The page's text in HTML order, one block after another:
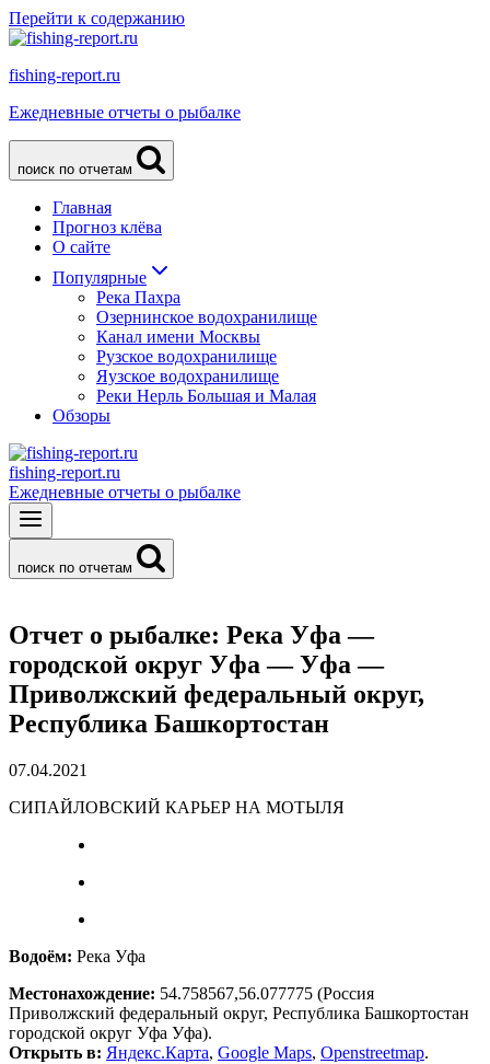
Перейти к содержанию
fishing-report.ru
Ежедневные отчеты о рыбалке
поиск по отчетам
Главная
Прогноз клёва
О сайте
Популярные
Река Пахра
Озернинское водохранилище
Канал имени Москвы
Рузское водохранилище
Яузское водохранилище
Реки Нерль Большая и Малая
Обзоры
fishing-report.ru
Ежедневные отчеты о рыбалке
поиск по отчетам
Отчет о рыбалке: Река Уфа —
городской округ Уфа — Уфа —
Приволжский федеральный округ,
Республика Башкортостан
07.04.2021
СИПАЙЛОВСКИЙ КАРЬЕР НА МОТЫЛЯ
Водоём: Река Уфа
Местонахождение: 54.758567,56.077775 (Россия
Приволжский федеральный округ, Республика Башкортостан
городской округ Уфа Уфа).
Открыть в: Яндекс.Карта, Google Maps, Openstreetmap.